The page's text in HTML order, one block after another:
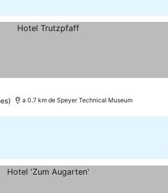
a 0.7 km de Speyer Technical Museum